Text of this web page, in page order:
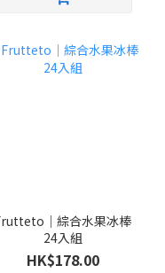
｜綜合水果冰棒
24入組
HK$178.00